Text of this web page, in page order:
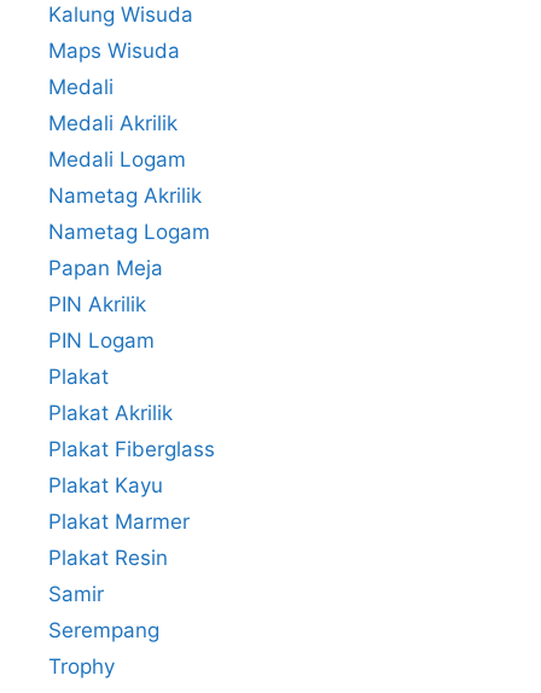
Kalung Wisuda
Maps Wisuda
Medali
Medali Akrilik
Medali Logam
Nametag Akrilik
Nametag Logam
Papan Meja
PIN Akrilik
PIN Logam
Plakat
Plakat Akrilik
Plakat Fiberglass
Plakat Kayu
Plakat Marmer
Plakat Resin
Samir
Serempang
Trophy